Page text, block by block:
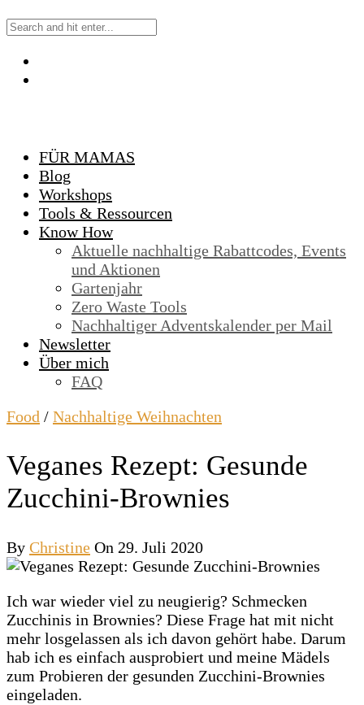
FÜR MAMAS
Blog
Workshops
Tools & Ressourcen
Know How
Aktuelle nachhaltige Rabattcodes, Events
und Aktionen
Gartenjahr
Zero Waste Tools
Nachhaltiger Adventskalender per Mail
Newsletter
Über mich
FAQ
Food / Nachhaltige Weihnachten
Veganes Rezept: Gesunde
Zucchini-Brownies
By Christine On 29. Juli 2020
Ich war wieder viel zu neugierig? Schmecken
Zucchinis in Brownies? Diese Frage hat mit nicht
mehr losgelassen als ich davon gehört habe. Darum
hab ich es einfach ausprobiert und meine Mädels
zum Probieren der gesunden Zucchini-Brownies
eingeladen.